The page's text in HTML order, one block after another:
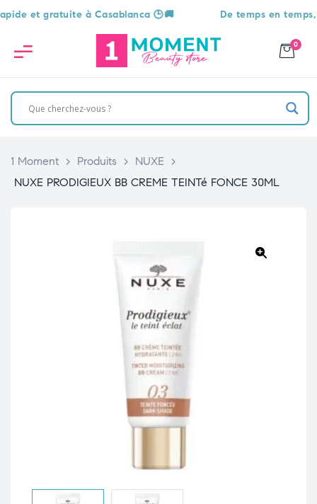
gratuite à Casablanca 🕒🚚 De temps en temps,
0
1 Moment > Produits > NUXE
>
NUXE PRODIGIEUX BB CREME TEINTé FONCE 30ML